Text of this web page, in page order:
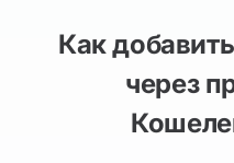
Как
через